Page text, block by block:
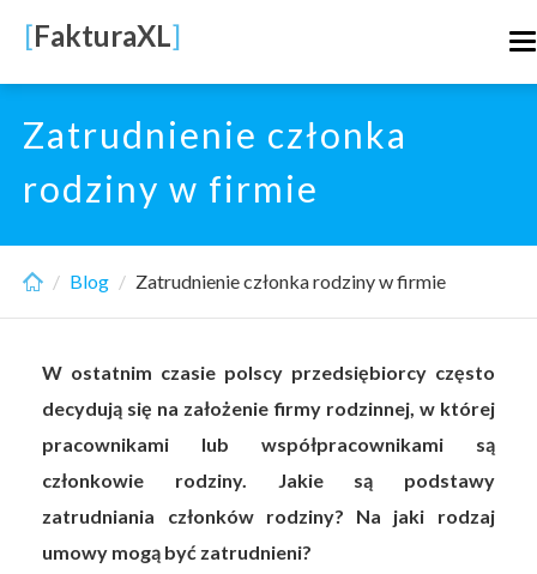
main
content
[FakturaXL]
Zatrudnienie członka
rodziny w firmie
Blog Zatrudnienie członka rodziny w firmie
W ostatnim czasie polscy przedsiębiorcy często
decydują się na założenie firmy rodzinnej, w której
pracownikami lub współpracownikami są
członkowie rodziny. Jakie są podstawy
zatrudniania członków rodziny? Na jaki rodzaj
umowy mogą być zatrudnieni?